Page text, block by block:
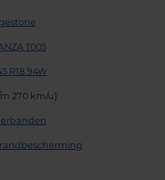
T005
R18 94W
270 km/u)